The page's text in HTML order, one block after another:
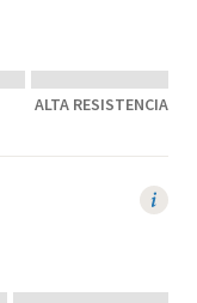
ALTA RESISTENCIA